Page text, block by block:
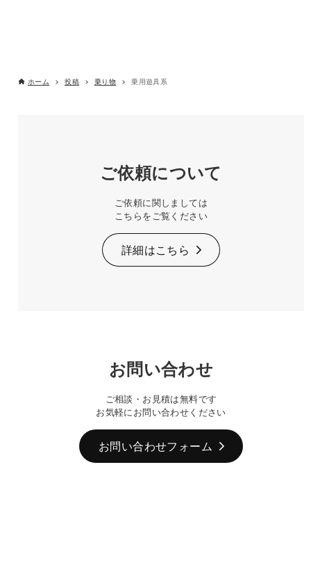
ホーム 投稿 乗り物 乗用遊具系
ご依頼について
ご依頼に関しましては
こちらをご覧ください
詳細はこちら
お問い合わせ
ご相談・お見積は無料です
お気軽にお問い合わせください
お問い合わせフォーム